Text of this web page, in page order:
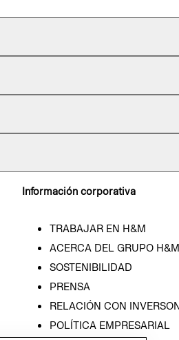
Información corporativa
TRABAJAR EN H&M
ACERCA DEL GRUPO H&M
SOSTENIBILIDAD
PRENSA
RELACIÓN CON
POLÍTICA EMPRESARIAL